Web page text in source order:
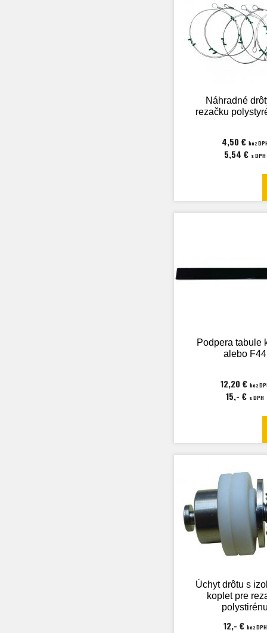
Náhradné
rezačku
4,50 € bez
5,54 € s DPH
Podpera tabule
alebo F44
12,20 € bez
15,- € s DPH
Úchyt drôtu s
koplet pre
F44-58
12,- € bez DPH